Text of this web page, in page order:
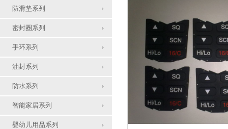
防滑垫系列
密封圈系列
手环系列
油封系列
防水系列
智能家居系列
婴幼儿用品系列